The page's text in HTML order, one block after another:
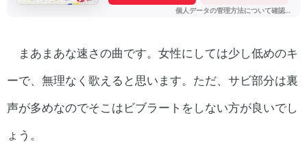
まあまあな速さの曲です。女性にしては少し低めのキ
ーで、無理なく歌えると思います。ただ、サビ部分は裏
声が多めなのでそこはビブラートをしない方が良いでし
ょう。